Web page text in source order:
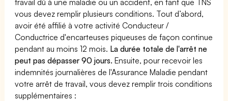
vous devez remplir plusieurs conditions. Tout d’abord,
avoir été affilié à votre activité Conducteur /
Conductrice d'encarteuses piqueuses de façon continue
pendant au moins 12 mois. La durée totale de l'arrêt ne
peut pas dépasser 90 jours. Ensuite, pour recevoir les
indemnités journalières de l'Assurance Maladie pendant
votre arrêt de travail, vous devez remplir trois conditions
supplémentaires :